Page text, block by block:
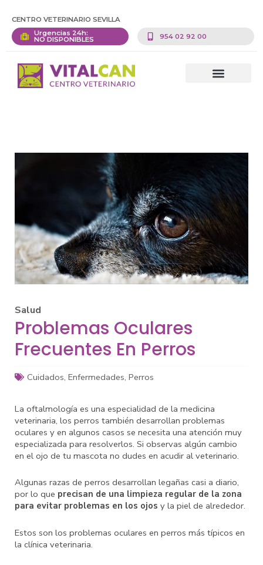
CENTRO VETERINARIO SEVILLA
Urgencias 24h:
NO DISPONIBLES 954 02 92 00
Salud
Problemas Oculares
Frecuentes En Perros
Cuidados, Enfermedades, Perros
La oftalmología es una especialidad de la medicina
veterinaria, los perros también desarrollan problemas
oculares y en algunos casos se necesita una atención muy
especializada para resolverlos. Si observas algún cambio
en el ojo de tu mascota no dudes en acudir al veterinario.
Algunas razas de perros desarrollan legañas casi a diario,
por lo que precisan de una limpieza regular de la zona
para evitar problemas en los ojos y la piel de alrededor.
Estos son los problemas oculares en perros más típicos en
la clínica veterinaria.